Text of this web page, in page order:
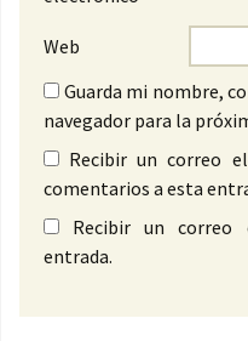
Web
Guarda mi nombre,
navegador para la
Recibir un correo
comentarios a esta
Recibir un correo
entrada.